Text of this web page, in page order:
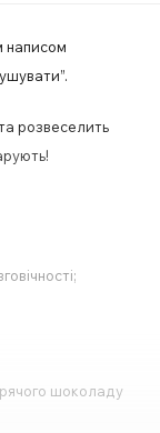
написом
розвеселить
шоколаду